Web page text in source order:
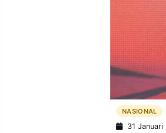
SERVICE
NASIONAL
31 Januari